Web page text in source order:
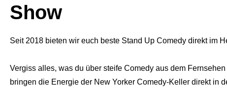
Show
Seit 2018 bieten wir euch beste Stand Up Comedy direkt im
Vergiss alles, was du über steife Comedy aus dem
bringen die Energie der New Yorker Comedy-Keller direkt in